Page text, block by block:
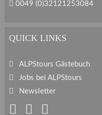
0049 (0)32121253084
QUICK LINKS
ALPStours Gästebuch
Jobs bei ALPStours
Newsletter